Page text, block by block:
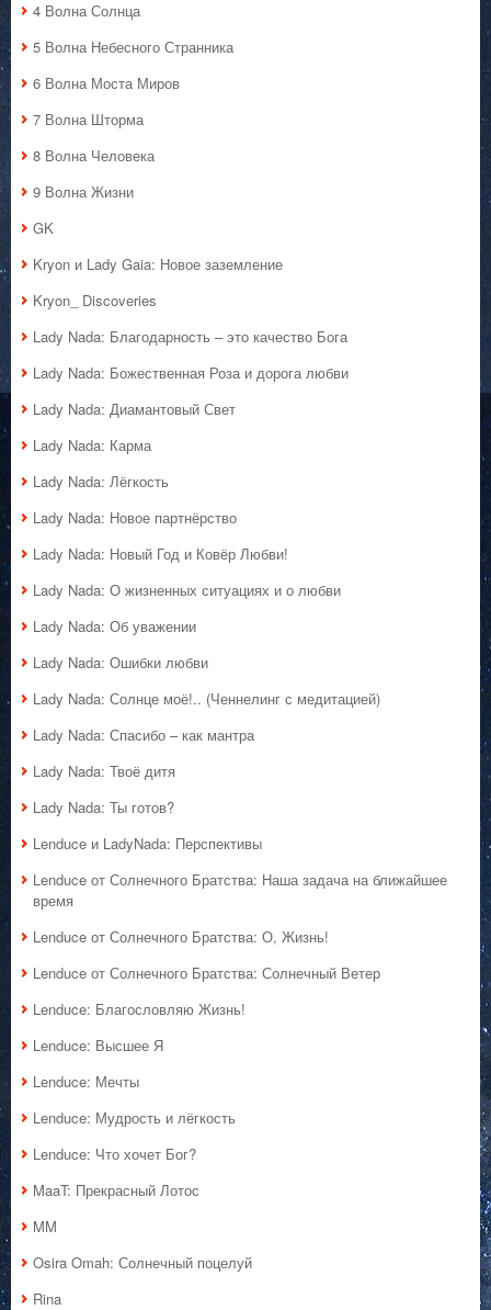
4 Волна Солнца
5 Волна Небесного Странника
6 Волна Моста Миров
7 Волна Шторма
8 Волна Человека
9 Волна Жизни
GK
Kryon и Lady Gaia: Новое заземление
Kryon_ Discoveries
Lady Nada: Благодарность – это качество Бога
Lady Nada: Божественная Роза и дорога любви
Lady Nada: Диамантовый Свет
Lady Nada: Карма
Lady Nada: Лёгкость
Lady Nada: Новое партнёрство
Lady Nada: Новый Год и Ковёр Любви!
Lady Nada: О жизненных ситуациях и о любви
Lady Nada: Об уважении
Lady Nada: Ошибки любви
Lady Nada: Солнце моё!.. (Ченнелинг с медитацией)
Lady Nada: Спасибо – как мантра
Lady Nada: Твоё дитя
Lady Nada: Ты готов?
Lenduce и LadyNada: Перспективы
Lenduce от Солнечного Братства: Наша задача на ближайшее
время
Lenduce от Солнечного Братства: О, Жизнь!
Lenduce от Солнечного Братства: Солнечный Ветер
Lenduce: Благословляю Жизнь!
Lenduce: Высшее Я
Lenduce: Мечты
Lenduce: Мудрость и лёгкость
Lenduce: Что хочет Бог?
MaaT: Прекрасный Лотос
MM
Osira Omah: Солнечный поцелуй
Rina